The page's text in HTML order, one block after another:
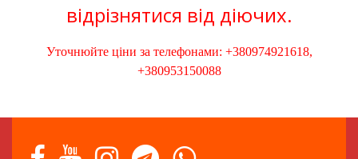
відрізнятися від діючих.
Уточнюйте ціни за телефонами: +380974921618,
+380953150088